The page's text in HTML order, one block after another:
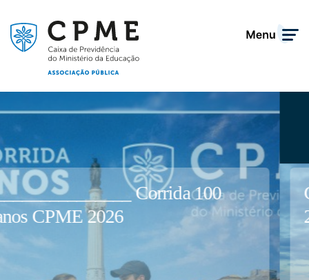
Circuito Países Bálticos CPME
2026